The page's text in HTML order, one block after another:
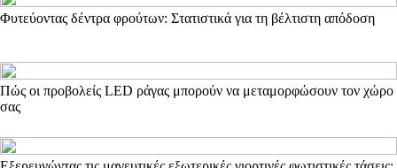
Φυτεύοντας δέντρα φρούτων: Στατιστικά για τη βέλτιστη απόδοση
Πώς οι προβολείς LED ράγας μπορούν να μεταμορφώσουν τον χώρο
σας